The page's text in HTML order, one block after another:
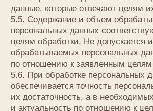
меры, исключающие доступ к персональным
данным неуполномоченных лиц.
8.2. Персональные данные Пользователя никогда,
ни при каких условиях не будут переданы третьим
лицам, за исключением случаев, связанных
с исполнением действующего законодательства
либо в случае, если субъектом персональных
данных дано согласие Оператору на передачу
данных третьему лицу для исполнения
обязательств по гражданско-правовому договору.
8.3. В случае выявления неточностей
в персональных данных, Пользователь может
актуализировать их самостоятельно, путем
направления Оператору уведомление на адрес